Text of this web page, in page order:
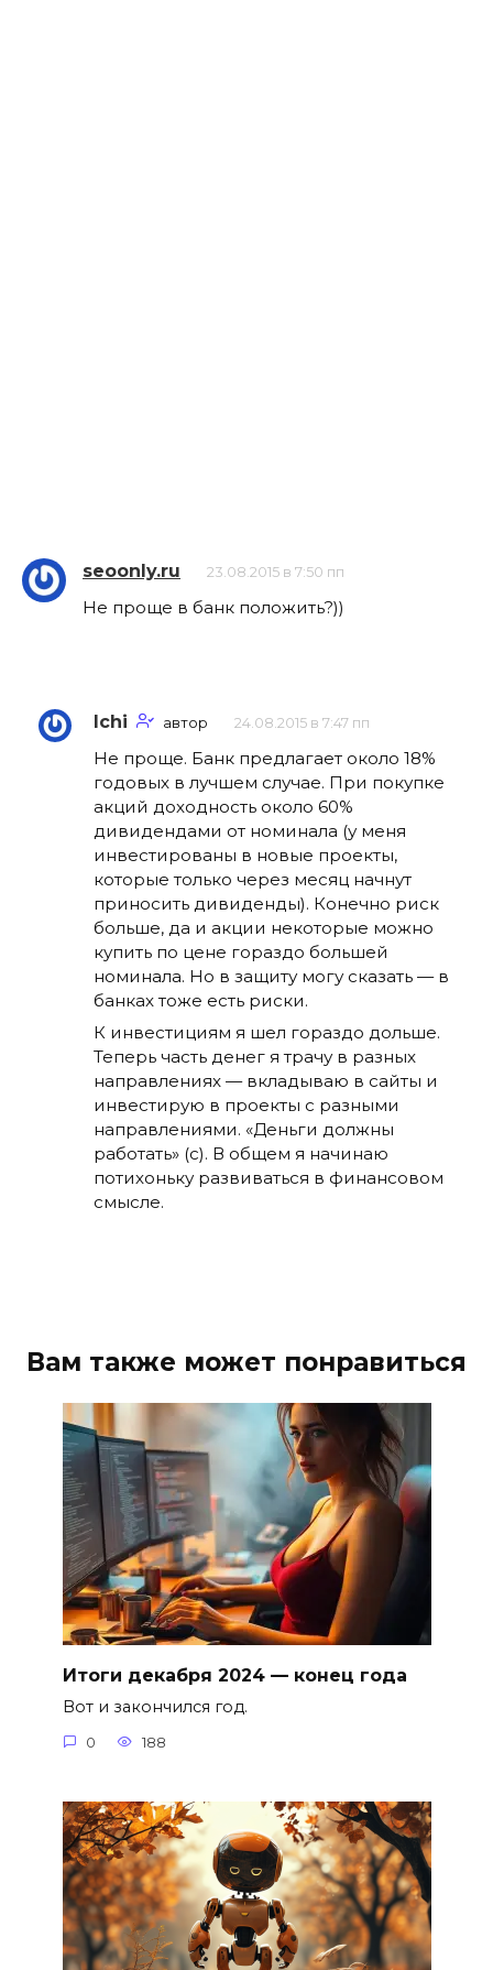
seoonly.ru 23.08.2015 в 7:50 пп
Не проще в банк положить?))
Ichi автор 24.08.2015 в 7:47 пп
Не проще. Банк предлагает около 18%
годовых в лучшем случае. При покупке
акций доходность около 60%
дивидендами от номинала (у меня
инвестированы в новые проекты,
которые только через месяц начнут
приносить дивиденды). Конечно риск
больше, да и акции некоторые можно
купить по цене гораздо большей
номинала. Но в защиту могу сказать — в
банках тоже есть риски.
К инвестициям я шел гораздо дольше.
Теперь часть денег я трачу в разных
направлениях — вкладываю в сайты и
инвестирую в проекты с разными
направлениями. «Деньги должны
работать» (с). В общем я начинаю
потихоньку развиваться в финансовом
смысле.
Вам также может понравиться
Итоги декабря 2024 — конец года
Вот и закончился год.
0 188